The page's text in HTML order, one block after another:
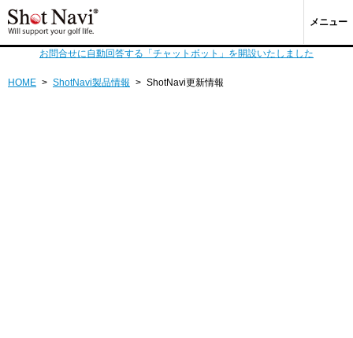
メニュー
お問合せに自動回答する「チャットボット」を開設いたしました
HOME > ShotNavi製品情報 > ShotNavi更新情報